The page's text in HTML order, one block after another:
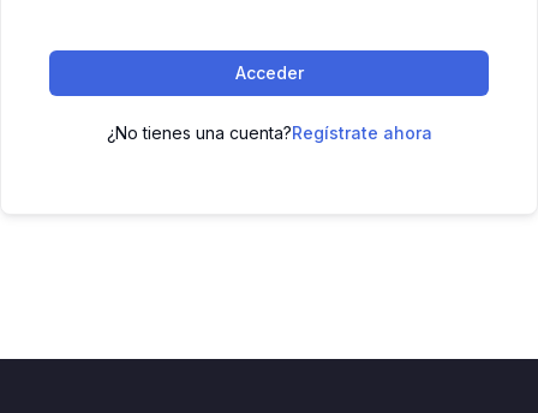
Acceder
¿No tienes una cuenta?Regístrate ahora